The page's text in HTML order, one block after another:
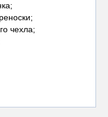
чехла;